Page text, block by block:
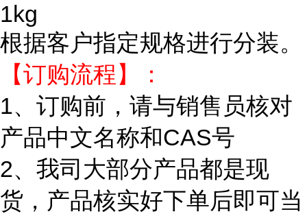
1kg
根据客户指定规格进行分装。
【订购流程】：
1、订购前，请与销售员核对
产品中文名称和CAS号
2、我司大部分产品都是现
货，产品核实好下单后即可当